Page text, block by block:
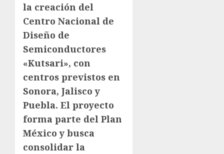
la creación del
Centro Nacional de
Diseño de
Semiconductores
«Kutsari», con
centros previstos en
Sonora, Jalisco y
Puebla. El proyecto
forma parte del Plan
México y busca
consolidar la